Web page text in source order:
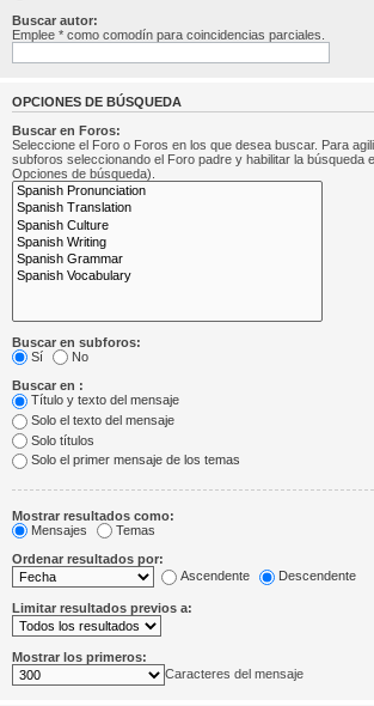
Buscar autor:
Emplee * como comodín para coincidencias parciales.
OPCIONES DE BÚSQUEDA
Buscar en Foros:
Seleccione el Foro o Foros en los que desea buscar. Para
subforos seleccionando el Foro padre y habilitar la búsqueda
Opciones de búsqueda).
Buscar en subforos:
Sí
No
Buscar en :
Título y texto del mensaje
Solo el texto del mensaje
Solo títulos
Solo el primer mensaje de los temas
Mostrar resultados como:
Mensajes
Temas
Ordenar resultados por:
Ascendente
Descendente
Limitar resultados previos a:
Mostrar los primeros:
Caracteres del mensaje